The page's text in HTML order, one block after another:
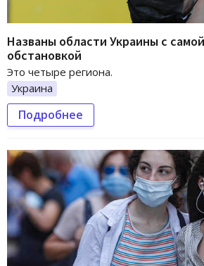
Названы области Украины с
обстановкой
Это четыре региона.
Украина
Подробнее